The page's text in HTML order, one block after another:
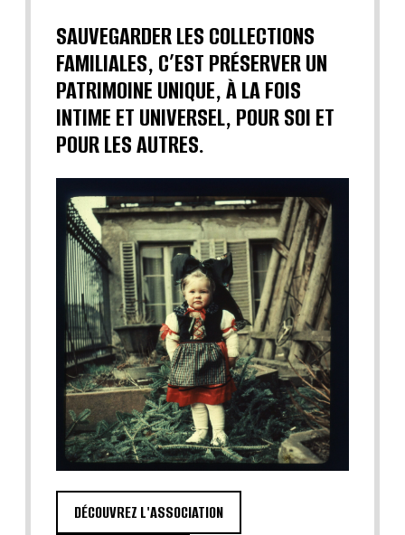
SAUVEGARDER LES COLLECTIONS
FAMILIALES, C’EST PRÉSERVER UN
PATRIMOINE UNIQUE, À LA FOIS
INTIME ET UNIVERSEL, POUR SOI ET
POUR LES AUTRES.
DÉCOUVREZ L'ASSOCIATION